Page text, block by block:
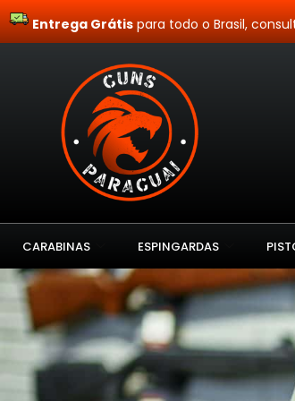
Entrega Grátispara todo o Brasil,
CARABINAS ESPINGARDAS